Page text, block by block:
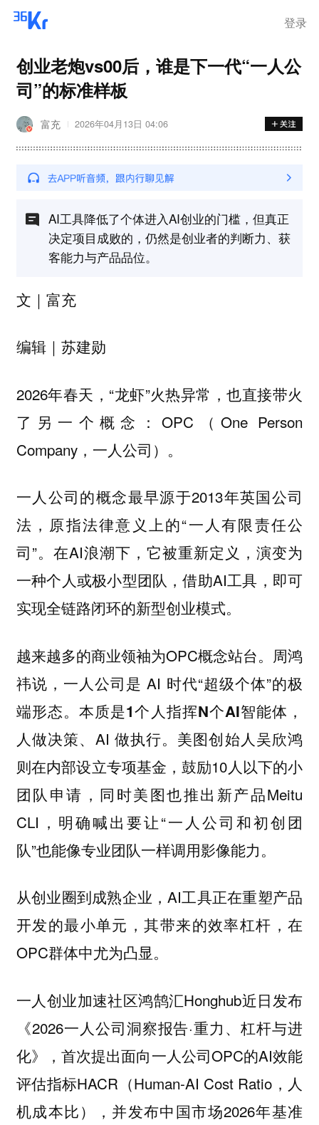
登录
创业老炮vs00后，谁是下一代“一人公
司”的标准样板
富充 2026年04月13日 04:06
AI工具降低了个体进入AI创业的门槛，但真正
决定项目成败的，仍然是创业者的判断力、获
客能力与产品品位。
文｜富充
编辑｜苏建勋
2026年春天，“龙虾”火热异常，也直接带火
了另一个概念：OPC（One Person
Company，一人公司）。
一人公司的概念最早源于2013年英国公司
法，原指法律意义上的“一人有限责任公
司”。在AI浪潮下，它被重新定义，演变为
一种个人或极小型团队，借助AI工具，即可
实现全链路闭环的新型创业模式。
越来越多的商业领袖为OPC概念站台。周鸿
祎说，一人公司是 AI 时代“超级个体”的极
端形态。本质是1个人指挥N个AI智能体 ，
人做决策、AI 做执行。美图创始人吴欣鸿
则在内部设立专项基金，鼓励10人以下的小
团队申请，同时美图也推出新产品Meitu
CLI，明确喊出要让“一人公司和初创团
队”也能像专业团队一样调用影像能力。
从创业圈到成熟企业，AI工具正在重塑产品
开发的最小单元，其带来的效率杠杆，在
OPC群体中尤为凸显。
一人创业加速社区鸿鹄汇Honghub近日发布
《2026一人公司洞察报告·重力、杠杆与进
化》，首次提出面向一人公司OPC的AI效能
评估指标HACR（Human-AI Cost Ratio，人
机成本比），并发布中国市场2026年基准